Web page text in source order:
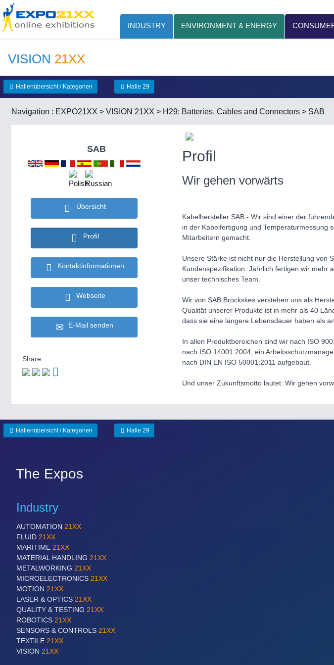
INDUSTRY ENVIRONMENT & ENERGY
VISION 21XX
Hallenübersicht / Kategorien Halle 29
Navigation : EXPO21XX > VISION 21XX > H29: Batteries, Cables and Connectors > SAB
SAB
Übersicht
Profil
Kontaktinformationen
Webseite
E-Mail senden
Share:
Profil
Wir gehen vorwärts
Kabelhersteller SAB - Wir sind einer der
in der Kabelfertigung und Temperaturmessung
Mitarbeitern gemacht.
Unsere Stärke ist nicht nur die Herstellung von
Kundenspezifikation. Jährlich fertigen wir mehr
unser technisches Team.
Wir von SAB Bröckskes verstehen uns als
Qualität unserer Produkte ist in mehr als 40
dass sie eine längere Lebensdauer haben als
In allen Produktbereichen sind wir nach ISO
nach ISO 14001:2004, ein
nach DIN EN ISO 50001:2011 aufgebaut.
Und unser Zukunftsmotto lautet: Wir gehen
Hallenübersicht / Kategorien Halle 29
The Expos
Industry
AUTOMATION 21XX
FLUID 21XX
MARITIME 21XX
MATERIAL HANDLING 21XX
METALWORKING 21XX
MICROELECTRONICS 21XX
MOTION 21XX
LASER & OPTICS 21XX
QUALITY & TESTING 21XX
ROBOTICS 21XX
SENSORS & CONTROLS 21XX
TEXTILE 21XX
VISION 21XX